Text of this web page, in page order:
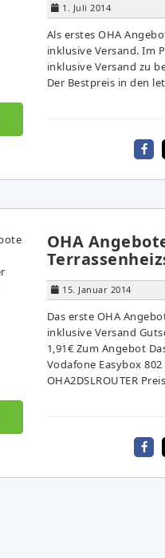
1. Juli 2014
Als erstes OHA
inklusive Versand. Im
inklusive Versand zu
Der Bestpreis in den
OHA
15. Januar 2014
Das erste OHA
inklusive Versand
1,91€ Zum Angebot
Vodafone Easybox
OHA2DSLROUTER